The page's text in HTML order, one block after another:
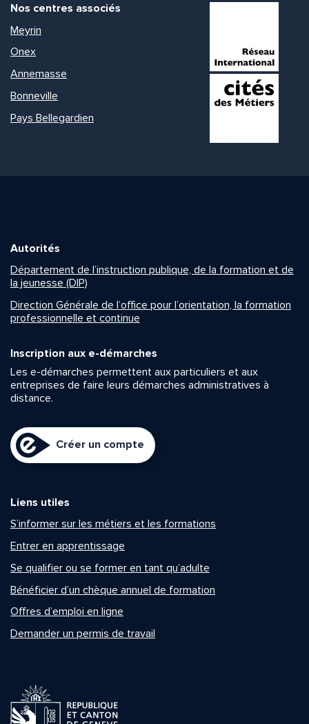
Nos centres associés
Meyrin
Onex
Annemasse
Bonneville
Pays Bellegardien
Autorités
Département de l’instruction publique, de la formation et de
la jeunesse (DIP)
Direction Générale de l’office pour l’orientation, la formation
professionnelle et continue
Inscription aux e-démarches
Les e-démarches permettent aux particuliers et aux
entreprises de faire leurs démarches administratives à
distance.
Créer un compte
Liens utiles
S’informer sur les métiers et les formations
Entrer en apprentissage
Se qualifier ou se former en tant qu’adulte
Bénéficier d’un chèque annuel de formation
Offres d’emploi en ligne
Demander un permis de travail